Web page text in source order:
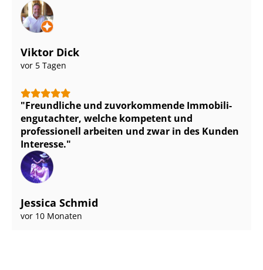
Viktor Dick
vor 5 Tagen
Freundliche und zuvorkommende Im­mo­bi­li­
en­gut­ach­ter, welche kompetent und
professionell arbeiten und zwar in des Kunden
Interesse.
Jessica Schmid
vor 10 Monaten